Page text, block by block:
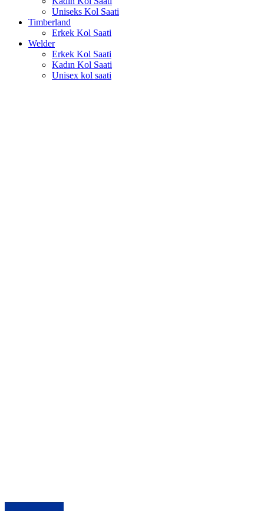
Uniseks Kol Saati
Timberland
Erkek Kol Saati
Welder
Erkek Kol Saati
Kadın Kol Saati
Unisex kol saati